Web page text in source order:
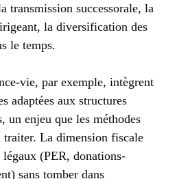
transmission successorale, la
la diversification des
le temps.
vie, par exemple, intègrent
adaptées aux structures
un enjeu que les méthodes
traiter. La dimension fiscale
(PER, donations-
sans tomber dans